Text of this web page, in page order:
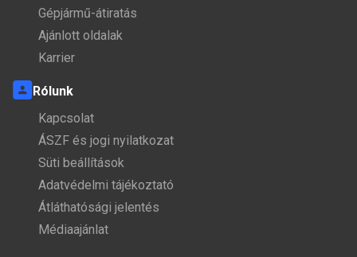
Gépjármű-átiratás
Ajánlott oldalak
Karrier
Rólunk
Kapcsolat
ÁSZF és jogi nyilatkozat
Süti beállítások
Adatvédelmi tájékoztató
Átláthatósági jelentés
Médiaajánlat